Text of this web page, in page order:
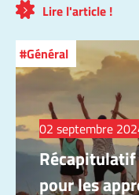
Lire l'article !
Général
02 septembre
Récapitulatif
pour les